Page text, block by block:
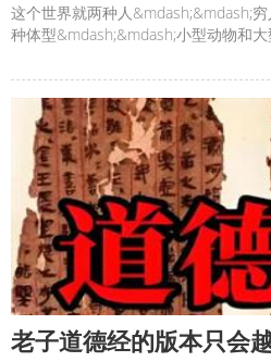
这个世界就两种人&mdash;&mdash;
种体型&mdash;&mdash;小型动物和
可是，人却不能，穷的想富，富的想
种病&mdash;&mdash;妄念病。什么
老子道德经的版本只会